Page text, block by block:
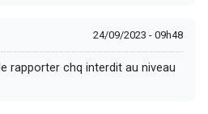
24/09/2023 - 09h48
rapporter chq interdit au niveau